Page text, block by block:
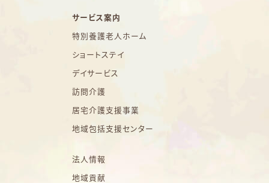
サービス案内
特別養護老人ホーム
ショートステイ
デイサービス
訪問介護
居宅介護支援事業
地域包括支援センター
法人情報
地域貢献